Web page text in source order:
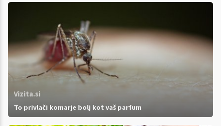
Vizita.si
To privlači komarje bolj kot vaš parfum